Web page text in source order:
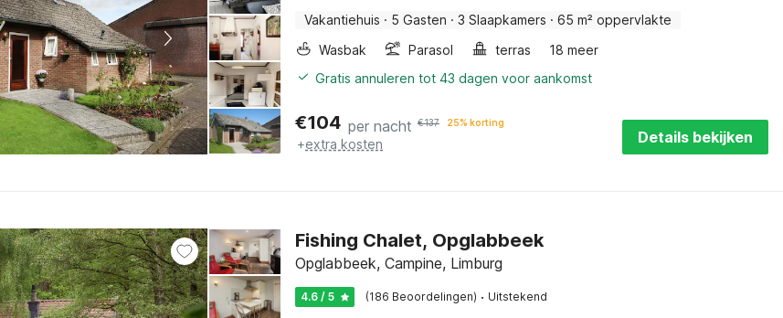
Vakantiehuis · 5 Gasten · 3 Slaapkamers · 65 m² oppervlakte
Wasbak
Parasol terras
18 meer
Gratis annuleren tot 43 dagen voor aankomst
€104 per nacht €137 25% korting
+extra kosten Details bekijken
Fishing Chalet, Opglabbeek
Opglabbeek, Campine, Limburg
4.6 / 5 (186 Beoordelingen) · Uitstekend